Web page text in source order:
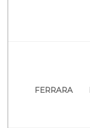
FERRARA